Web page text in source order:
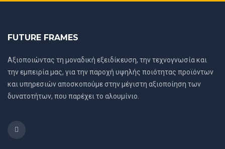
FUTURE FRAMES
Αξιοποιώντας τη μοναδική εξειδίκευση, την τεχνογνωσία και
την εμπειρία μας, για την παροχή υψηλής ποιότητας προϊόντων
και υπηρεσιών αποσκοπούμε στην μέγιστη αξιοποίηση των
δυνατοτήτων, που παρέχει το αλουμίνιο.